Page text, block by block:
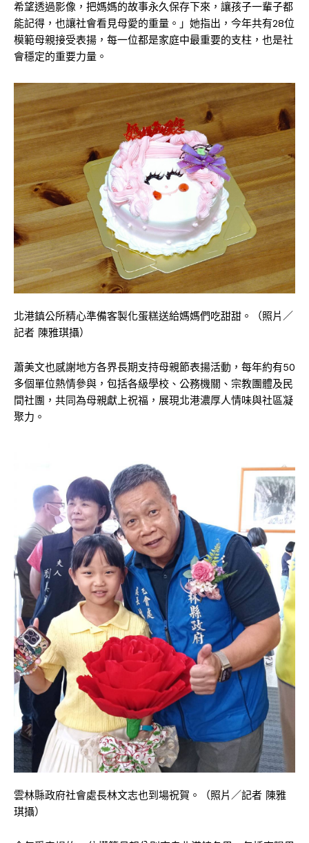
希望透過影像，把媽媽的故事永久保存下來，讓孩子一輩子都
能記得，也讓社會看見母愛的重量。」她指出，今年共有28位
模範母親接受表揚，每一位都是家庭中最重要的支柱，也是社
會穩定的重要力量。
北港鎮公所精心準備客製化蛋糕送給媽媽們吃甜甜。（照片／
記者 陳雅琪攝）
蕭美文也感謝地方各界長期支持母親節表揚活動，每年約有50
多個單位熱情參與，包括各級學校、公務機關、宗教團體及民
間社團，共同為母親獻上祝福，展現北港濃厚人情味與社區凝
聚力。
雲林縣政府社會處長林文志也到場祝賀。（照片／記者 陳雅
琪攝）